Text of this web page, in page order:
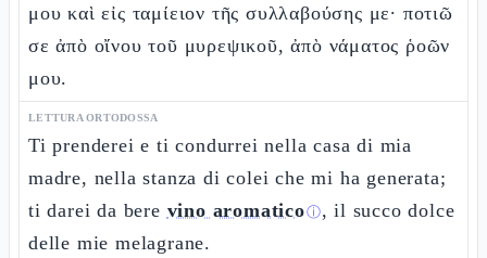
μου καὶ εἰς ταμίειον τῆς συλλαβούσης με· ποτιῶ
σε ἀπὸ οἴνου τοῦ μυρεψικοῦ, ἀπὸ νάματος ῥοῶν
μου.
LETTURA ORTODOSSA
Ti prenderei e ti condurrei nella casa di mia
madre, nella stanza di colei che mi ha generata;
ti darei da bere vino aromaticoⓘ, il succo dolce
delle mie melagrane.